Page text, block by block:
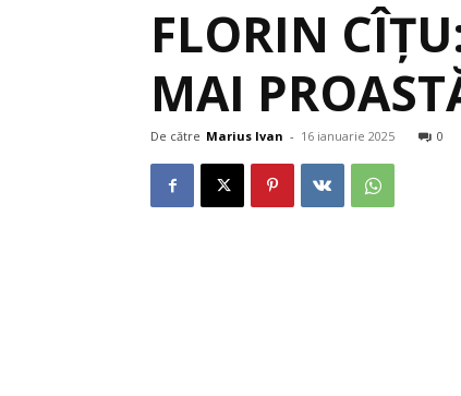
FLORIN
MAI
De către Marius Ivan - 16 ianuarie 2025 0